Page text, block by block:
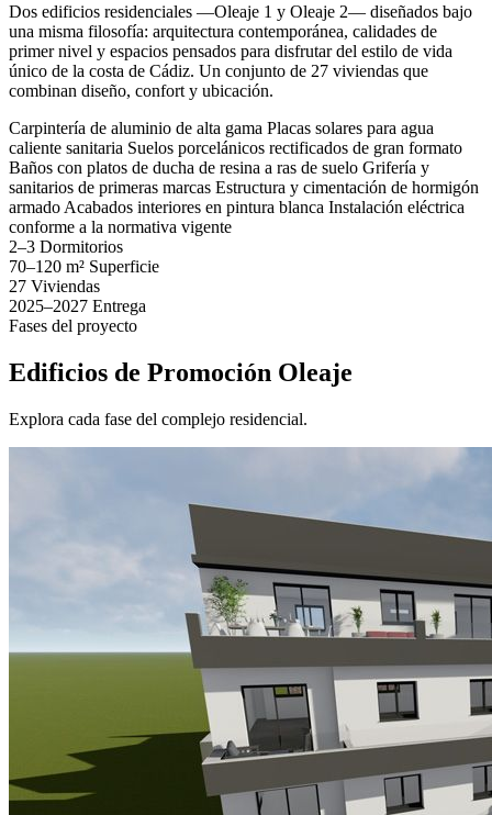
Dos edificios residenciales —Oleaje 1 y Oleaje 2— diseñados bajo
una misma filosofía: arquitectura contemporánea, calidades de
primer nivel y espacios pensados para disfrutar del estilo de vida
único de la costa de Cádiz. Un conjunto de 27 viviendas que
combinan diseño, confort y ubicación.
Carpintería de aluminio de alta gama Placas solares para agua
caliente sanitaria Suelos porcelánicos rectificados de gran formato
Baños con platos de ducha de resina a ras de suelo Grifería y
sanitarios de primeras marcas Estructura y cimentación de hormigón
armado Acabados interiores en pintura blanca Instalación eléctrica
conforme a la normativa vigente
2–3 Dormitorios
70–120 m² Superficie
27 Viviendas
2025–2027 Entrega
Fases del proyecto
Edificios de Promoción Oleaje
Explora cada fase del complejo residencial.